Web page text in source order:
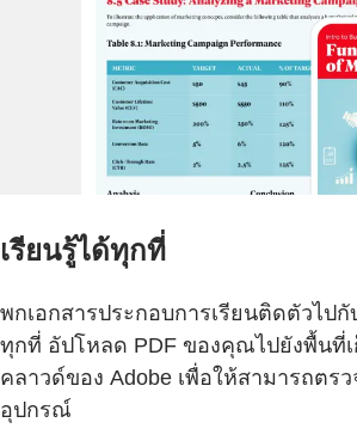
เรียนรู้ได้ทุกที่
พกเอกสารประกอบการเรียนติดตัวไป
ทุกที่ อัปโหลด PDF ของคุณไปยังพื้นที่
คลาวด์ของ Adobe เพื่อให้สามารถตร
อุปกรณ์